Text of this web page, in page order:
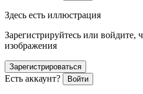
Здесь есть иллюстрация
Зарегистрируйтесь или войдите,
изображения
Зарегистрироваться
Есть аккаунт? Войти